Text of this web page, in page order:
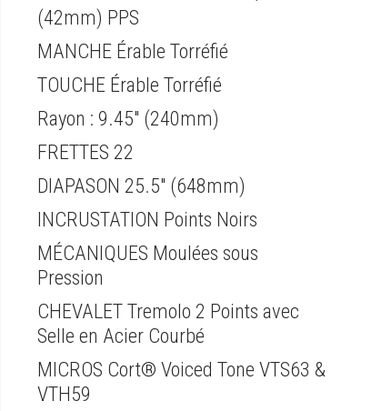
(42mm) PPS
MANCHE Érable Torréfié
TOUCHE Érable Torréfié
Rayon : 9.45" (240mm)
FRETTES 22
DIAPASON 25.5" (648mm)
INCRUSTATION Points Noirs
MÉCANIQUES Moulées sous
Pression
CHEVALET Tremolo 2 Points avec
Selle en Acier Courbé
MICROS Cort® Voiced Tone VTS63 &
VTH59